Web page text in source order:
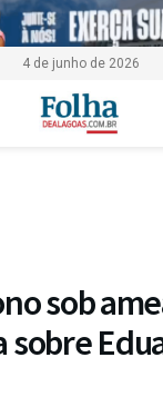
4 de junho de 2026
sob
sobre